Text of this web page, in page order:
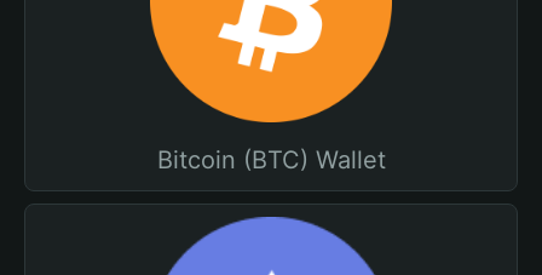
Bitcoin (BTC) Wallet